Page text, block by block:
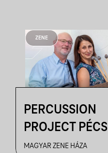
ZENE
PERCUSSION
PROJECT PÉCS
MAGYAR ZENE HÁZA